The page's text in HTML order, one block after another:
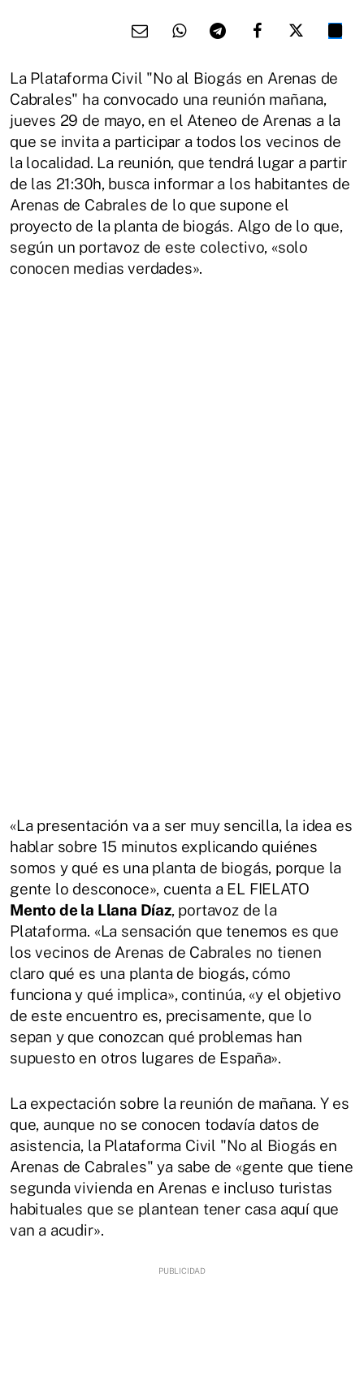
La Plataforma Civil "No al Biogás en Arenas de
Cabrales" ha convocado una reunión mañana,
jueves 29 de mayo, en el Ateneo de Arenas a la
que se invita a participar a todos los vecinos de
la localidad. La reunión, que tendrá lugar a partir
de las 21:30h, busca informar a los habitantes de
Arenas de Cabrales de lo que supone el
proyecto de la planta de biogás. Algo de lo que,
según un portavoz de este colectivo, «solo
conocen medias verdades».
«La presentación va a ser muy sencilla, la idea es
hablar sobre 15 minutos explicando quiénes
somos y qué es una planta de biogás, porque la
gente lo desconoce», cuenta a EL FIELATO
Mento de la Llana Díaz, portavoz de la
Plataforma. «La sensación que tenemos es que
los vecinos de Arenas de Cabrales no tienen
claro qué es una planta de biogás, cómo
funciona y qué implica», continúa, «y el objetivo
de este encuentro es, precisamente, que lo
sepan y que conozcan qué problemas han
supuesto en otros lugares de España».
La expectación sobre la reunión de mañana. Y es
que, aunque no se conocen todavía datos de
asistencia, la Plataforma Civil "No al Biogás en
Arenas de Cabrales" ya sabe de «gente que tiene
segunda vivienda en Arenas e incluso turistas
habituales que se plantean tener casa aquí que
van a acudir».